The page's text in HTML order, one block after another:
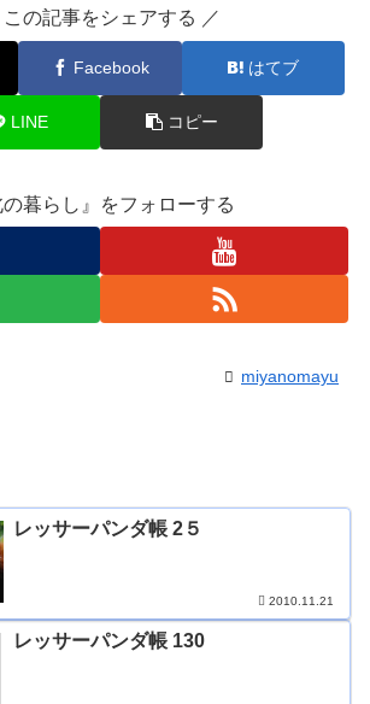
この記事をシェアする ／
Facebook はてブ
LINE コピー
の暮らし』をフォローする
miyanomayu
レッサーパンダ帳 2５
2010.11.21
レッサーパンダ帳 130